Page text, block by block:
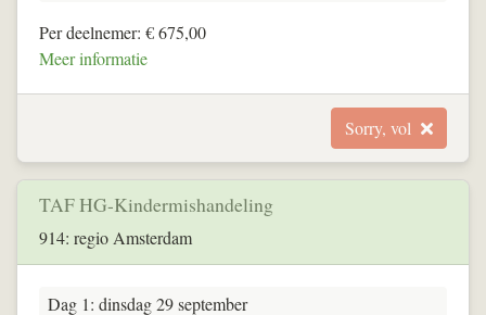
Per deelnemer: € 675,00
Meer informatie
Sorry, vol
TAF HG-Kindermishandeling
914: regio Amsterdam
Dag 1: dinsdag 29 september